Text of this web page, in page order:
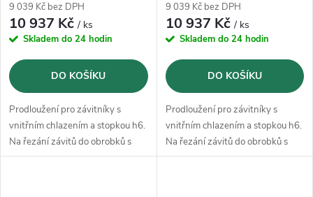
9 039 Kč bez DPH
10 937 Kč/ ks
Skladem do 24 hodin
DO KOŠÍKU
Prodloužení pro závitníky s
vnitřním chlazením a stopkou h6.
Na řezání závitů do obrobků s
extrémně hluboko uloženými
9 039 Kč bez DPH
10 937 Kč/ ks
Skladem do 24 hodin
DO KOŠÍKU
Prodloužení pro závitníky s
vnitřním chlazením a stopkou h6.
Na řezání závitů do obrobků s
extrémně hluboko uloženými